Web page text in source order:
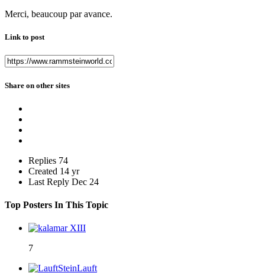
Merci, beaucoup par avance.
Link to post
Share on other sites
Replies 74
Created 14 yr
Last Reply Dec 24
Top Posters In This Topic
7